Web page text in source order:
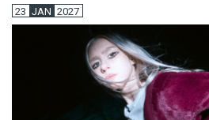
23 JAN 2027